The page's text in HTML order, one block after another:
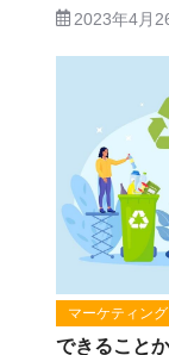
2023年4月
マーケティング
できること